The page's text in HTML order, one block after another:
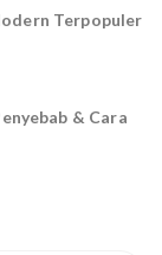
Terpopuler
& Cara